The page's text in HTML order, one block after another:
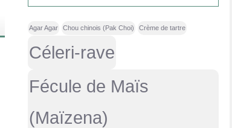
Agar Agar Chou chinois (Pak Choi) Crème de tartre
Céleri-rave
Fécule de Maïs
(Maïzena)